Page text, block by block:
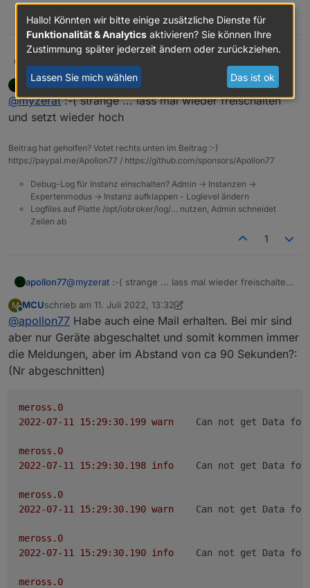
0
sieht so aus als wäre es das doch nicht
Offline
apollon77schrieb am11. Juli 2022, 07:28
zuletzt editiert von
@myzerat:-( strange ... lass mal wieder freischalten
und setzt wieder hoch
Beitrag hat geholfen? Votet rechts unten im Beitrag :-)
https://paypal.me/Apollon77 / https://github.com/sponsors/Apollon77
Debug-Log für Instanz einschalten? Admin -> Instanzen ->
Expertenmodus -> Instanz aufklappen - Loglevel ändern
Logfiles auf Platte /opt/iobroker/log/… nutzen, Admin schneidet
Zeilen ab
1
apollon77@myzerat :-( strange ... lass mal wieder freischalten
M
Online
MCUschrieb am 11. Juli 2022, 13:32
zuletzt editiert von MCU 7. Nov. 2022, 15:36
@apollon77 Habe auch eine Mail erhalten. Bei mir sind
aber nur Geräte abgeschaltet und somit kommen immer
die Meldungen, aber im Abstand von ca 90 Sekunden?:
(Nr abgeschnitten)
meross.0
warn Can not get Data for
meross.0
info Can not get Data for
meross.0
warn Can not get Data for
meross.0
info Can not get Data for
meross.0
Hallo! Könnten wir bitte einige zusätzliche Dienste für
Funktionalität & Analytics aktivieren? Sie können Ihre
Zustimmung später jederzeit ändern oder zurückziehen.
Lassen Sie mich wählen Das ist ok